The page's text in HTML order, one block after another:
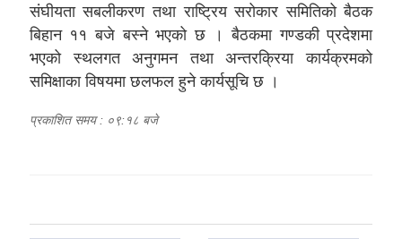
संघीयता सबलीकरण तथा राष्ट्रिय सरोकार समितिको बैठक
बिहान ११ बजे बस्ने भएको छ । बैठकमा गण्डकी प्रदेशमा
भएको स्थलगत अनुगमन तथा अन्तरक्रिया कार्यक्रमको
समिक्षाका विषयमा छलफल हुने कार्यसूचि छ ।
प्रकाशित समय : ०९:१८ बजे